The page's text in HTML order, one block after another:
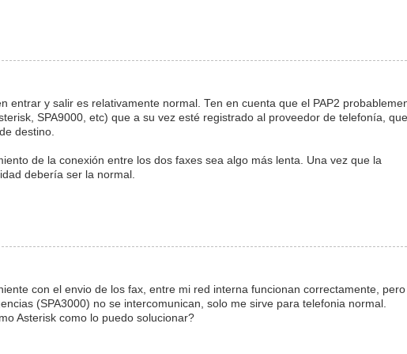
entrar y salir es relativamente normal. Ten en cuenta que el PAP2
SPA9000, etc) que a su vez esté registrado al proveedor de telefonía,
destino.
de la conexión entre los dos faxes sea algo más lenta. Una vez que la
debería ser la normal.
con el envio de los fax, entre mi red interna funcionan correctamente, pero
(SPA3000) no se intercomunican, solo me sirve para telefonia normal.
Asterisk como lo puedo solucionar?